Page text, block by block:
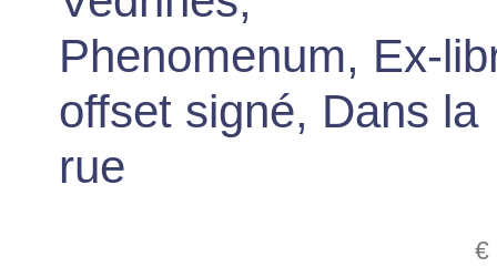
Phenomenum, Ex-
offset signé, Dans la
rue
€